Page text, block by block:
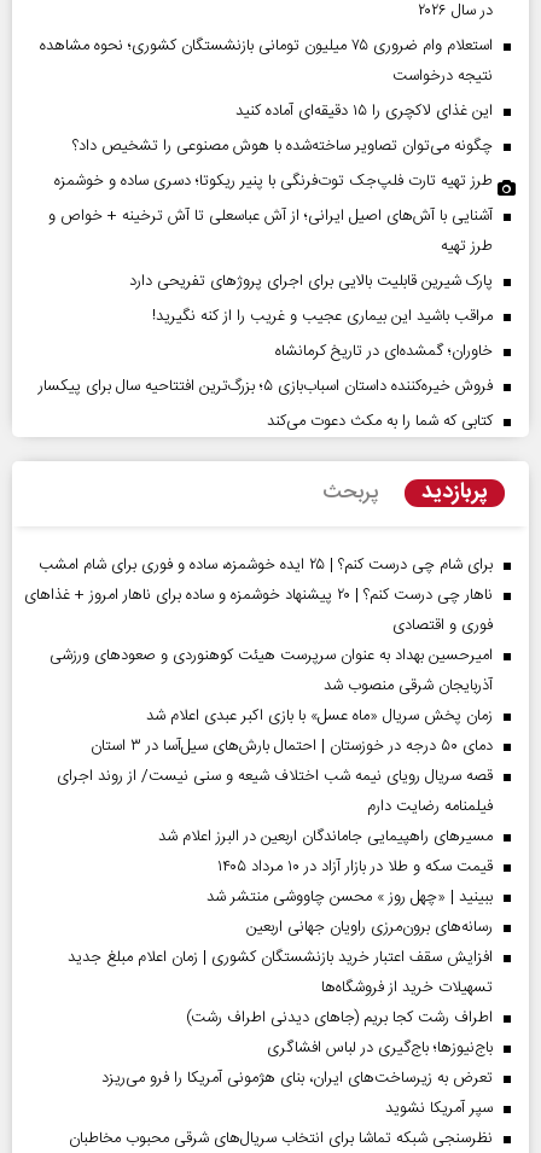
در سال ۲۰۲۶
استعلام وام ضروری ۷۵ میلیون تومانی بازنشستگان کشوری؛ نحوه مشاهده
نتیجه درخواست
این غذای لاکچری را ۱۵ دقیقه‌ای آماده کنید
چگونه می‌توان تصاویر ساخته‌شده با هوش مصنوعی را تشخیص داد؟
طرز تهیه تارت فلپ‌جک توت‌فرنگی با پنیر ریکوتا؛ دسری ساده و خوشمزه
آشنایی با آش‌های اصیل ایرانی؛ از آش عباسعلی تا آش ترخینه + خواص و
طرز تهیه
پارک شیرین قابلیت‌ بالایی برای اجرای پروژهای تفریحی دارد
مراقب باشید این بیماری عجیب و غریب را از کنه نگیرید!
خاوران؛ گمشده‌ای در تاریخ کرمانشاه
فروش خیره‌کننده داستان اسباب‌بازی ۵؛ بزرگ‌ترین افتتاحیه سال برای پیکسار
کتابی که شما را به مکث دعوت می‌کند
پربازدید پربحث
برای شام چی درست کنم؟ | ۲۵ ایده خوشمزه، ساده و فوری برای شام امشب
ناهار چی درست کنم؟ | ۲۰ پیشنهاد خوشمزه و ساده برای ناهار امروز + غذاهای
فوری و اقتصادی
امیرحسین بهداد به عنوان سرپرست هیئت کوهنوردی و صعودهای ورزشی
آذربایجان شرقی منصوب شد
زمان پخش سریال «ماه عسل» با بازی اکبر عبدی اعلام شد
دمای ۵۰ درجه در خوزستان | احتمال بارش‌های سیل‌آسا در ۳ استان
قصه سریال رویای نیمه شب اختلاف شیعه و سنی نیست/ از روند اجرای
فیلمنامه رضایت دارم
مسیر‌های راهپیمایی جاماندگان اربعین در البرز اعلام شد
قیمت سکه و طلا در بازار آزاد در ۱۰ مرداد ۱۴۰۵
ببینید | «چهل روز » محسن چاووشی منتشر شد
رسانه‌های برون‌مرزی راویان جهانی اربعین
افزایش سقف اعتبار خرید بازنشستگان کشوری | زمان اعلام مبلغ جدید
تسهیلات خرید از فروشگاه‌ها
اطراف رشت کجا بریم (جاهای دیدنی اطراف رشت)
باج‌نیوزها؛ باج‌گیری در لباس افشاگری
تعرض به زیرساخت‌های ایران، بنای هژمونی آمریکا را فرو می‌ریزد
سپر آمریکا نشوید
نظرسنجی شبکه تماشا برای انتخاب سریال‌های شرقی محبوب مخاطبان